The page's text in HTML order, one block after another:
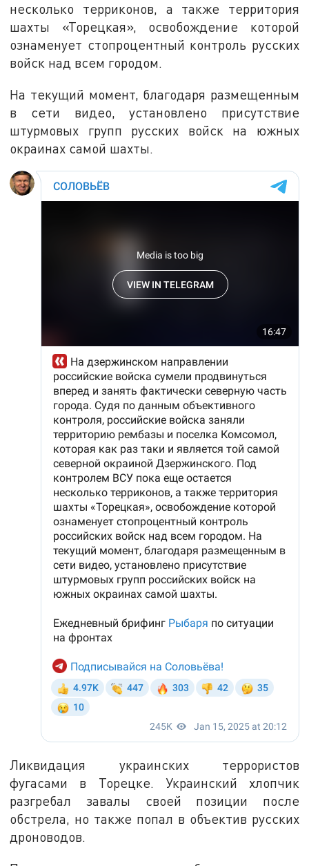
несколько терриконов, а также территория
шахты «Торецкая», освобождение которой
ознаменует стопроцентный контроль русских
войск над всем городом.
На текущий момент, благодаря размещенным
в сети видео, установлено присутствие
штурмовых групп русских войск на южных
окраинах самой шахты.
Ликвидация украинских террористов
фугасами в Торецке. Украинский хлопчик
разгребал завалы своей позиции после
обстрела, но также попал в объектив русских
дроноводов.